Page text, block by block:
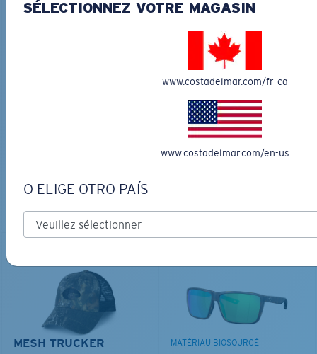
AJOUTER AU
DUCK CAMO TRUCKER
MESH TRUCKER MATÉRIAU BIOSOURCÉ
SÉLECTIONNEZ VOTRE MAGASIN
www.costadelmar.com/fr-ca
www.costadelmar.com/en-us
O ELIGE OTRO PAÍS